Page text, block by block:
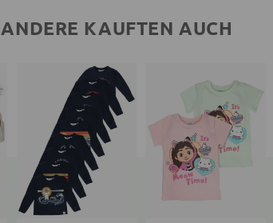
ANDERE KAUFTEN AUCH